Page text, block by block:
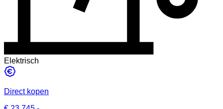
Elektrisch
Direct kopen